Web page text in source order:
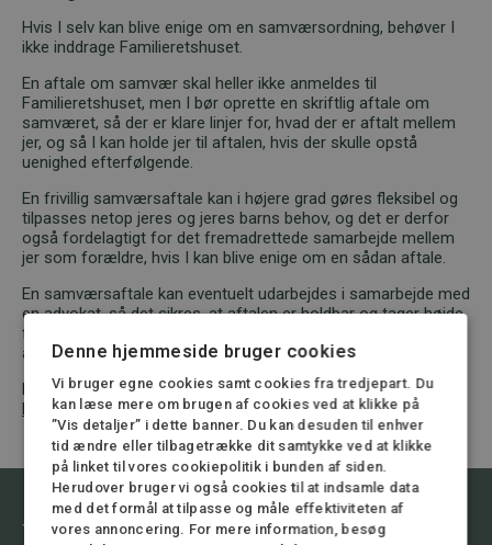
Hvis I selv kan blive enige om en samværsordning, behøver I
ikke inddrage Familieretshuset.
En aftale om samvær skal heller ikke anmeldes til
Familieretshuset, men I bør oprette en skriftlig aftale om
samværet, så der er klare linjer for, hvad der er aftalt mellem
jer, og så I kan holde jer til aftalen, hvis der skulle opstå
uenighed efterfølgende.
En frivillig samværsaftale kan i højere grad gøres fleksibel og
tilpasses netop jeres og jeres barns behov, og det er derfor
også fordelagtigt for det fremadrettede samarbejde mellem
jer som forældre, hvis I kan blive enige om en sådan aftale.
En samværsaftale kan eventuelt udarbejdes i samarbejde med
en advokat, så det sikres, at aftalen er holdbar og tager højde
for de væsentligste forhold som eksempelvis tilrettelæggelse
af ferier, kørsel mv.
Læs mere omsamvær,overvåget samværog
kontaktbevarende samvær
Vil du vide mere om emnet, kontakt
Denne hjemmeside bruger cookies
Vi bruger egne cookies samt cookies fra tredjepart. Du
kan læse mere om brugen af cookies ved at klikke på
”Vis detaljer” i dette banner. Du kan desuden til enhver
tid ændre eller tilbagetrække dit samtykke ved at klikke
på linket til vores cookiepolitik i bunden af siden.
Herudover bruger vi også cookies til at indsamle data
med det formål at tilpasse og måle effektiviteten af
vores annoncering. For mere information, besøg